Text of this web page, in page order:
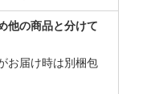
他の商品と分けて
お届け時は別梱包